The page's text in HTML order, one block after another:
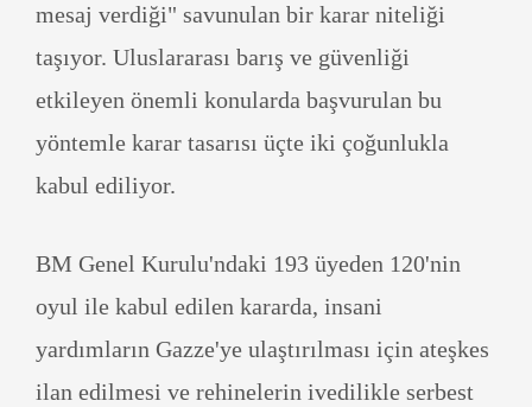
mesaj verdiği" savunulan bir karar niteliği
taşıyor. Uluslararası barış ve güvenliği
etkileyen önemli konularda başvurulan bu
yöntemle karar tasarısı üçte iki çoğunlukla
kabul ediliyor.
BM Genel Kurulu'ndaki 193 üyeden 120'nin
oyul ile kabul edilen kararda, insani
yardımların Gazze'ye ulaştırılması için ateşkes
ilan edilmesi ve rehinelerin ivedilikle serbest